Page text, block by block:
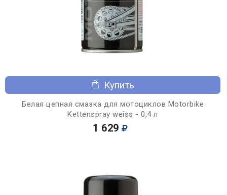
Купить
Белая цепная смазка для мотоциклов Motorbike
Kettenspray weiss - 0,4 л
1 629